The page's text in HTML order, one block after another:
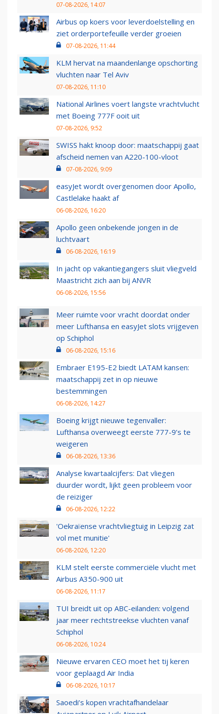
07-08-2026, 14:07
Airbus op koers voor leverdoelstelling en
ziet orderportefeuille verder groeien
07-08-2026, 11:44
KLM hervat na maandenlange opschorting
vluchten naar Tel Aviv
07-08-2026, 11:10
National Airlines voert langste vrachtvlucht
met Boeing 777F ooit uit
07-08-2026, 9:52
SWISS hakt knoop door: maatschappij gaat
afscheid nemen van A220-100-vloot
07-08-2026, 9:09
easyJet wordt overgenomen door Apollo,
Castlelake haakt af
06-08-2026, 16:20
Apollo geen onbekende jongen in de
luchtvaart
06-08-2026, 16:19
In jacht op vakantiegangers sluit vliegveld
Maastricht zich aan bij ANVR
06-08-2026, 15:56
Meer ruimte voor vracht doordat onder
meer Lufthansa en easyJet slots vrijgeven
op Schiphol
06-08-2026, 15:16
Embraer E195-E2 biedt LATAM kansen:
maatschappij zet in op nieuwe
bestemmingen
06-08-2026, 14:27
Boeing krijgt nieuwe tegenvaller:
Lufthansa overweegt eerste 777-9’s te
weigeren
06-08-2026, 13:36
Analyse kwartaalcijfers: Dat vliegen
duurder wordt, lijkt geen probleem voor
de reiziger
06-08-2026, 12:22
'Oekraïense vrachtvliegtuig in Leipzig zat
vol met munitie'
06-08-2026, 12:20
KLM stelt eerste commerciële vlucht met
Airbus A350-900 uit
06-08-2026, 11:17
TUI breidt uit op ABC-eilanden: volgend
jaar meer rechtstreekse vluchten vanaf
Schiphol
06-08-2026, 10:24
Nieuwe ervaren CEO moet het tij keren
voor geplaagd Air India
06-08-2026, 10:17
Saoedi’s kopen vrachtafhandelaar